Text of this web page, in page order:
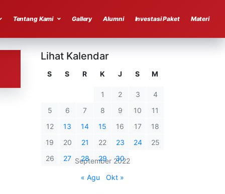
Tentang Kami Gallery Alumni Investasi Paket Materi
Lihat Kalendar
September 2022
S S R K J S M
1 2 3
4
5
6 7 8 9 10
11
12
13 14 15 16 17
18
19
20 21 22 23 24
25
26
27 28 29 30
« Agu Okt »